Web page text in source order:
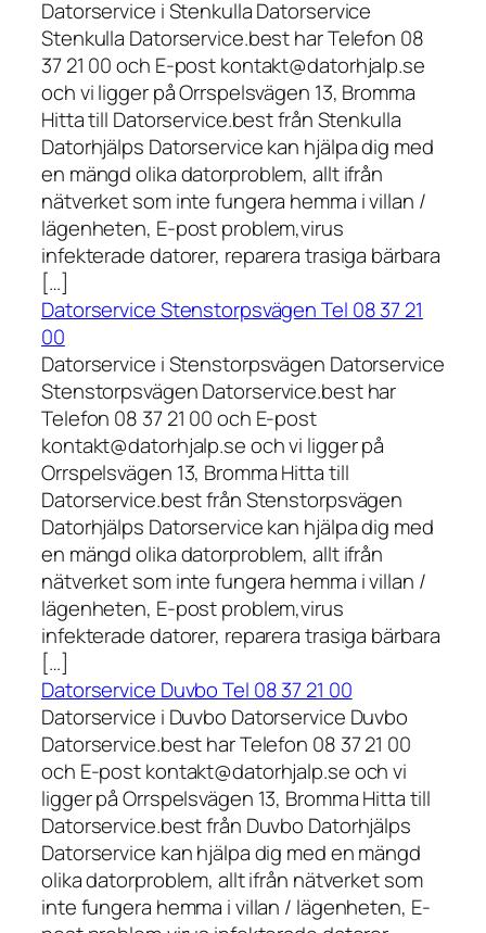
Datorservice i Stenkulla Datorservice
Stenkulla Datorservice.best har Telefon 08
37 21 00 och E-post kontakt@datorhjalp.se
och vi ligger på Orrspelsvägen 13, Bromma
Hitta till Datorservice.best från Stenkulla
Datorhjälps Datorservice kan hjälpa dig med
en mängd olika datorproblem, allt ifrån
nätverket som inte fungera hemma i villan /
lägenheten, E-post problem,virus
infekterade datorer, reparera trasiga bärbara
[…]
Datorservice Stenstorpsvägen Tel 08 37 21
00
Datorservice i Stenstorpsvägen Datorservice
Stenstorpsvägen Datorservice.best har
Telefon 08 37 21 00 och E-post
kontakt@datorhjalp.se och vi ligger på
Orrspelsvägen 13, Bromma Hitta till
Datorservice.best från Stenstorpsvägen
Datorhjälps Datorservice kan hjälpa dig med
en mängd olika datorproblem, allt ifrån
nätverket som inte fungera hemma i villan /
lägenheten, E-post problem,virus
infekterade datorer, reparera trasiga bärbara
[…]
Datorservice Duvbo Tel 08 37 21 00
Datorservice i Duvbo Datorservice Duvbo
Datorservice.best har Telefon 08 37 21 00
och E-post kontakt@datorhjalp.se och vi
ligger på Orrspelsvägen 13, Bromma Hitta till
Datorservice.best från Duvbo Datorhjälps
Datorservice kan hjälpa dig med en mängd
olika datorproblem, allt ifrån nätverket som
inte fungera hemma i villan / lägenheten, E-